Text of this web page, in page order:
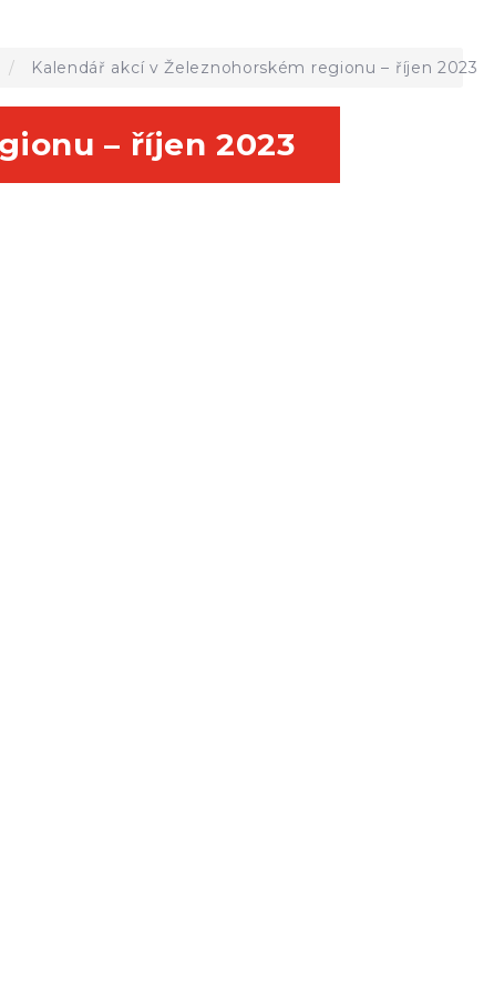
Kalendář akcí v Železnohorském regionu – říjen 2023
– říjen 2023